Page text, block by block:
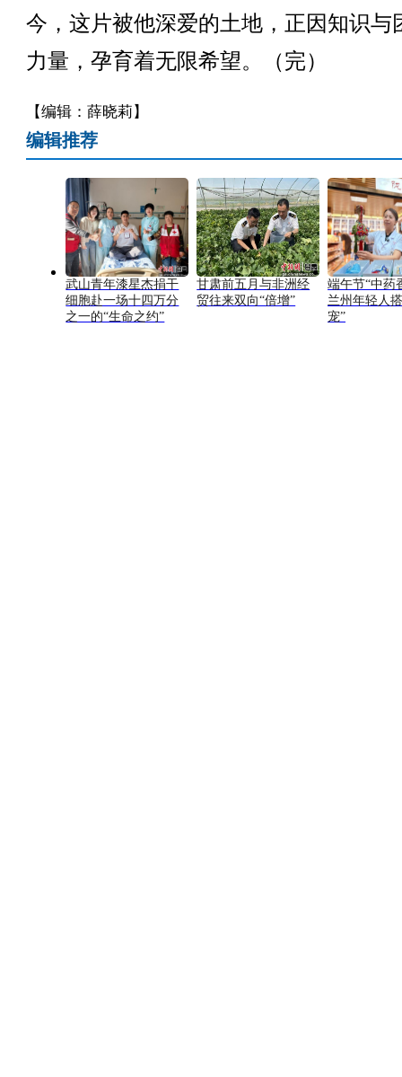
今，这片被他深爱的土地，正因知识与
力量，孕育着无限希望。（完）
【编辑：薛晓莉】
编辑推荐
武山青年漆星杰捐干
细胞赴一场十四万分
之一的“生命之约”
甘肃前五月与非洲经
贸往来双向“倍增”
端午节“中药
兰州年轻人
宠”